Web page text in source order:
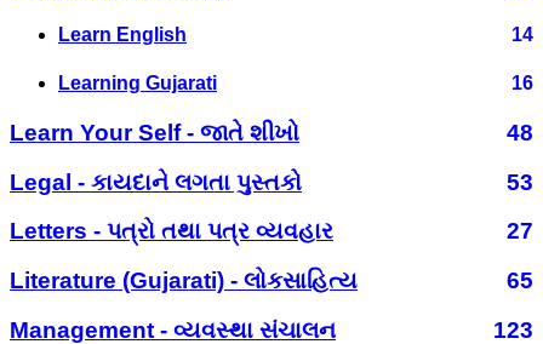
Learn English 14
Learning Gujarati 16
Learn Your Self - જાતે શીખો
48
Legal - કાયદાને લગતા પુસ્તકો
53
Letters - પત્રો તથા પત્ર વ્યવહાર
27
Literature (Gujarati) - લોકસાહિત્ય
65
Management - વ્યવસ્થા સંચાલન
123